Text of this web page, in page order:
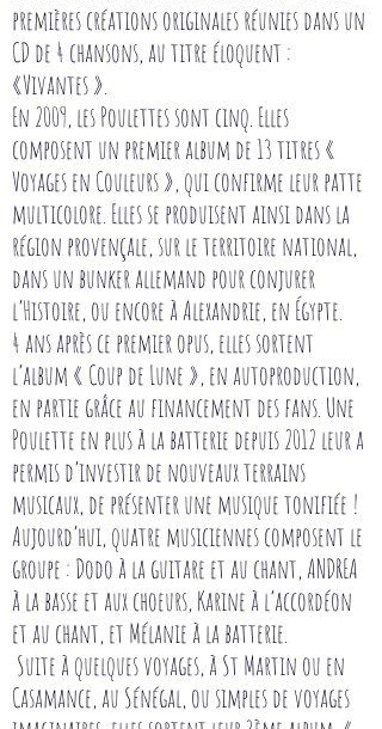
premières créations originales réunies dans un
CD de 4 chansons, au titre éloquent :
«Vivantes ».
En 2009, les Poulettes sont cinq. Elles
composent un premier album de 13 titres «
Voyages en Couleurs », qui confirme leur patte
multicolore. Elles se produisent ainsi dans la
région provençale, sur le territoire national,
dans un bunker allemand pour conjurer
l’Histoire, ou encore à Alexandrie, en Égypte.
4 ans après ce premier opus, elles sortent
l’album « Coup de Lune », en autoproduction,
en partie grâce au financement des fans. Une
Poulette en plus à la batterie depuis 2012 leur a
permis d’investir de nouveaux terrains
musicaux, de présenter une musique tonifiée !
Aujourd’hui, quatre musiciennes composent le
groupe : Dodo à la guitare et au chant, ANDREA
à la basse et aux choeurs, Karine à l’accordéon
et au chant, et Mélanie à la batterie.
Suite à quelques voyages, à St Martin ou en
Casamance, au Sénégal, ou simples de voyages